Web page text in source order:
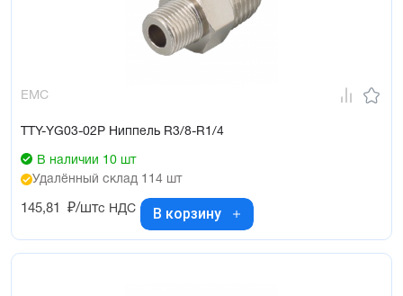
EMC
TTY-YG03-02P Ниппель R3/8-R1/4
В наличии 10 шт
Удалённый склад 114 шт
145,81 ₽/штс НДС В корзину